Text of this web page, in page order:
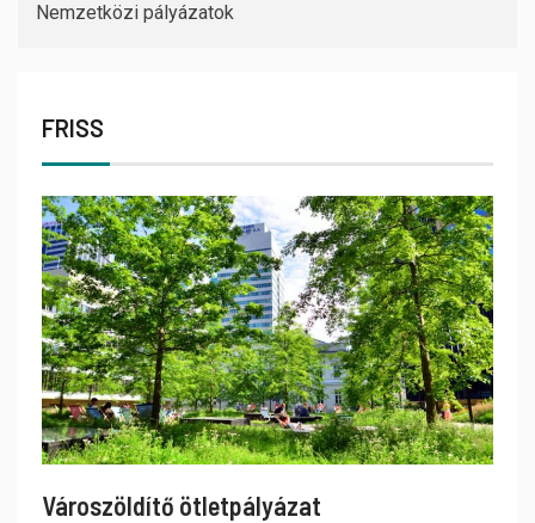
Nemzetközi pályázatok
FRISS
Városzöldítő ötletpályázat